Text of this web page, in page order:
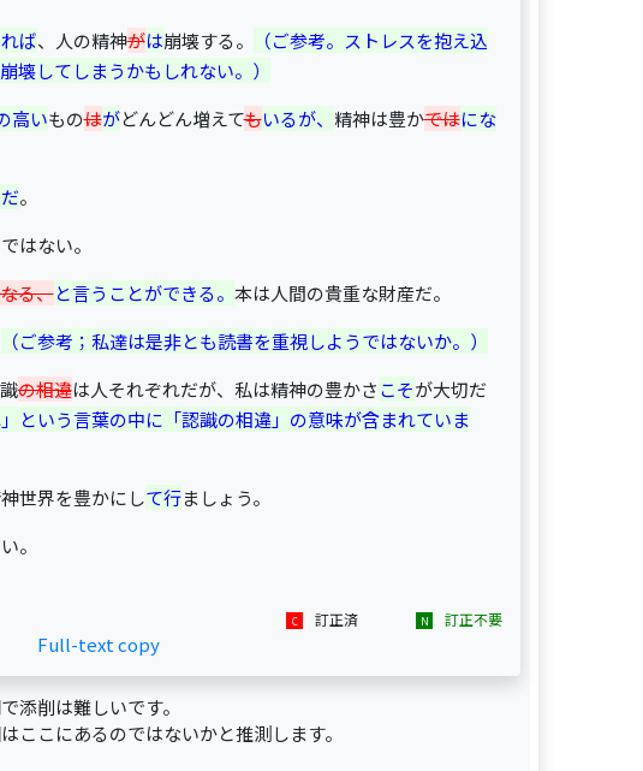
ば、人の精神がは崩壊する。
（ご参考。ストレスを抱え込
壊してしまうかもしれない。）
高いものはがどんどん増えてもいるが、 精神は豊かではにな
。
はない。
る、と言うことができる。 本は人間の貴重な財産だ。
（ご参考；私達は是非とも読書を重視しようではないか。）
の相違は人それぞれだが、私は精神の豊かさこそが大切だ
」という言葉の中に「認識の相違」の意味が含まれていま
世界を豊かにして行ましょう。
。
訂正済 訂正不要
Full-text copy
添削は難しいです。
ここにあるのではないかと推測します。